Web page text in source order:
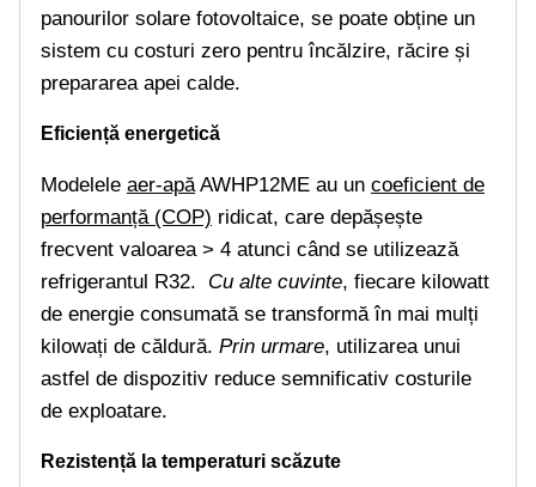
panourilor solare fotovoltaice, se poate obține un
sistem cu costuri zero pentru încălzire, răcire și
prepararea apei calde.
Eficiență energetică
Modelele aer-apăAWHP12ME au un coeficient de
performanță (COP) ridicat, care depășește
frecvent valoarea > 4 atunci când se utilizează
refrigerantul R32. Cu alte cuvinte, fiecare kilowatt
de energie consumată se transformă în mai mulți
kilowați de căldură. Prin urmare, utilizarea unui
astfel de dispozitiv reduce semnificativ costurile
de exploatare.
Rezistență la temperaturi scăzute